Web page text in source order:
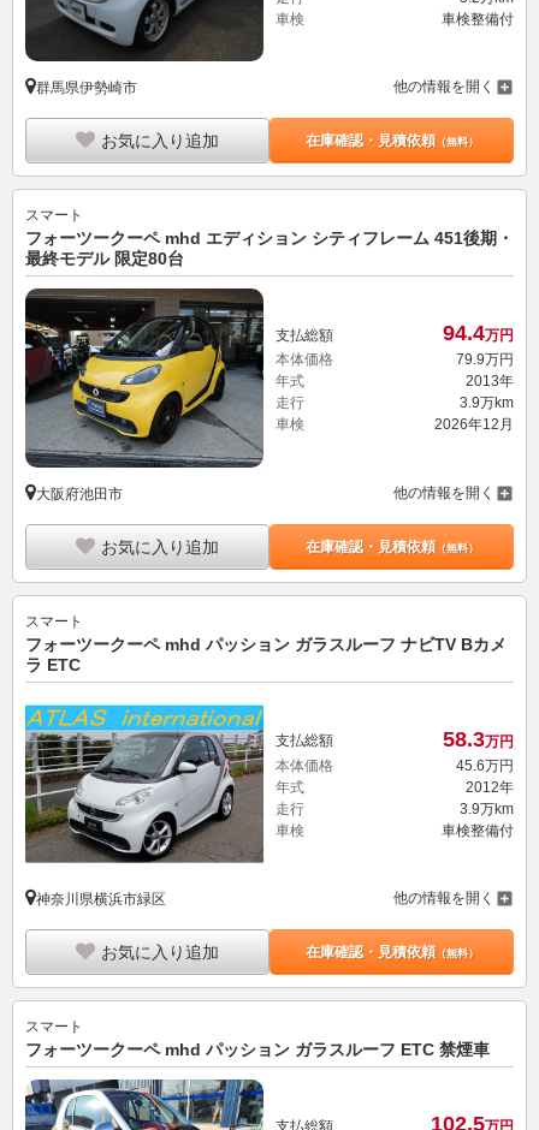
車検
車検整備付
群馬県伊勢崎市 他の情報を開く
お気に入り追加 在庫確認・見積依頼（無料）
スマート
フォーツークーペ mhd エディション シティフレーム 451後期・
最終モデル 限定80台
支払総額 94.4万円
本体価格
79.9万円
年式
2013年
走行
3.9万km
車検
2026年12月
大阪府池田市 他の情報を開く
お気に入り追加 在庫確認・見積依頼（無料）
スマート
フォーツークーペ mhd パッション ガラスルーフ ナビTV Bカメ
ラ ETC
支払総額 58.3万円
本体価格
45. 6万円
年式
2012年
走行
3.9万km
車検
車検整備付
神奈川県横浜市緑区 他の情報を開く
お気に入り追加 在庫確認・見積依頼（無料）
スマート
フォーツークーペ mhd パッション ガラスルーフ ETC 禁煙車
支払総額 102.5万円